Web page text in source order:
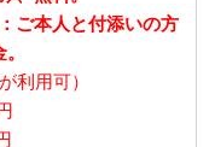
ご本人と付添いの方
利用可）